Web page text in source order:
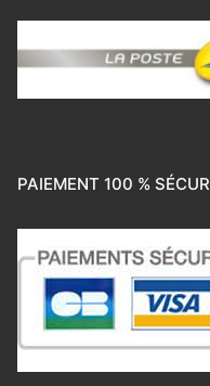
PAIEMENT 100 %